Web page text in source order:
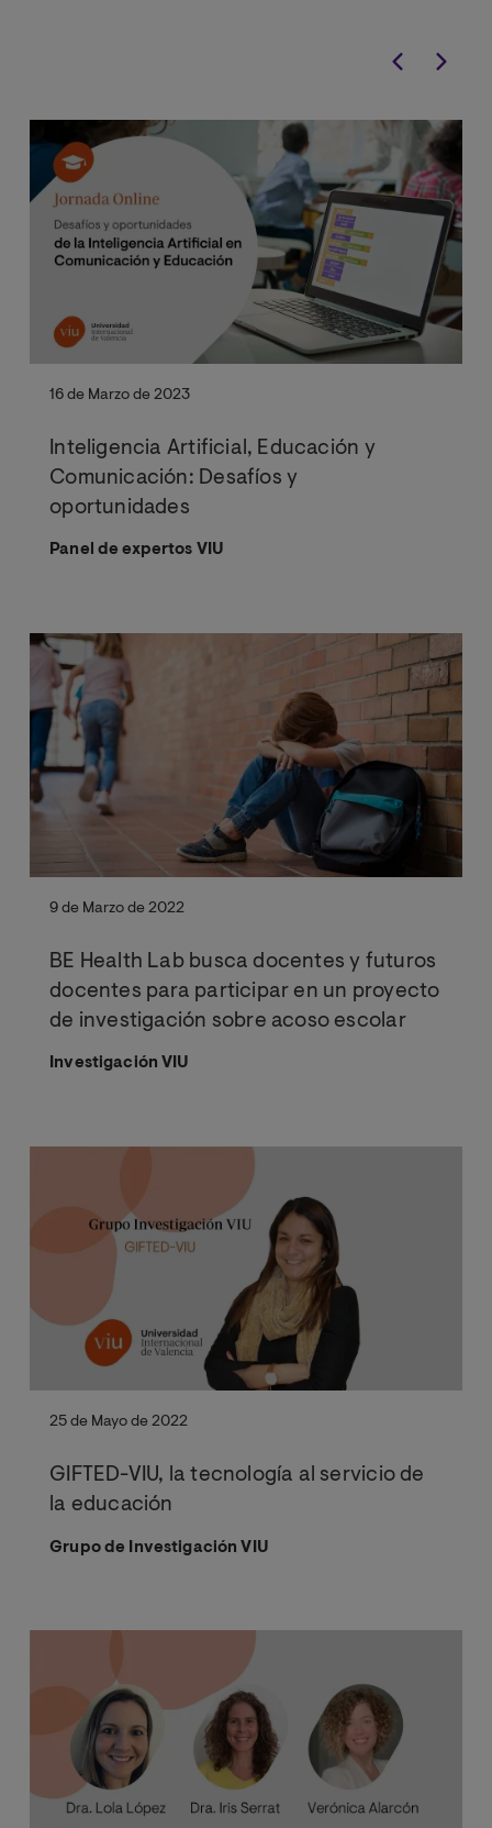
16 de Marzo de 2023
Inteligencia Artificial, Educación y
Comunicación: Desafíos y
oportunidades
Panel de expertos VIU
9 de Marzo de 2022
BE Health Lab busca docentes y futuros
docentes para participar en un proyecto
de investigación sobre acoso escolar
Investigación VIU
25 de Mayo de 2022
GIFTED-VIU, la tecnología al servicio de
la educación
Grupo de Investigación VIU